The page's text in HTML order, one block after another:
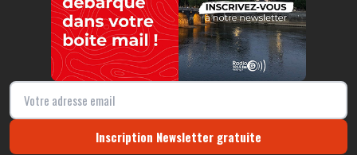
Inscription Newsletter gratuite